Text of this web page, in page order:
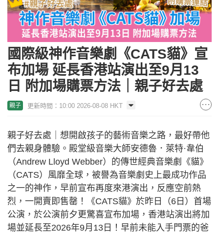
國際級神作音樂劇《CATS貓》宣
布加場 延長香港站演出至9月13
日 附加場購票方法｜親子好去處
親子 更新時間：10:00 2026-08-08 HKT
親子好去處｜想開啟孩子的藝術音樂之路，最好帶他
們去親身體驗。殿堂級音樂大師安德魯．萊特·韋伯
（Andrew Lloyd Webber）的傳世經典音樂劇《貓》
（CATS）風靡全球，被譽為音樂劇史上最成功作品
之一的神作，早前宣布再度來港演出，反應空前熱
烈，一開賣即售罄！《CATS貓》於昨日（6日）首場
公演，於公演前夕更驚喜宣布加場，香港站演出將加
場並延長至2026年9月13日！早前未能入手門票的爸